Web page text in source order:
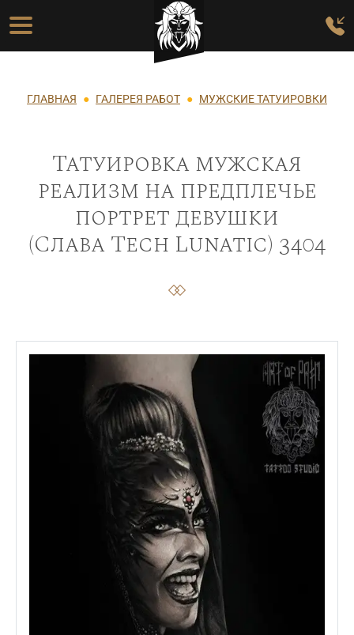
Перейти к основному содержанию
Основная навигация
Строка навигации
ГЛАВНАЯ ГАЛЕРЕЯ РАБОТ МУЖСКИЕ ТАТУИРОВКИ
Татуировка мужская
реализм на предплечье
портрет девушки
(Слава Tech Lunatic) 3404